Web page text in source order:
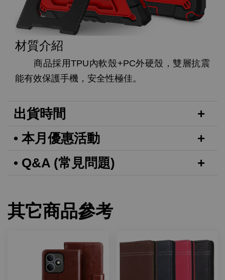
材質介紹
商品採用TPU內軟殼+PC外硬殼，雙層抗震
能有效保護手機，安全性極佳。
出貨時間
• 本月優惠活動
• Q&A (常見問題)
其它商品參考